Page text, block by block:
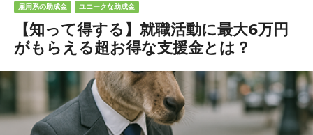
雇用系の助成金 ユニークな助成金
【知って得する】就職活動に最大6万円
がもらえる超お得な支援金とは？